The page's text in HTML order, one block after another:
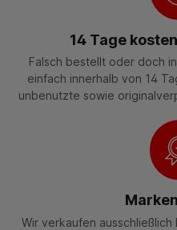
14 Tage
Falsch bestellt oder doch
einfach innerhalb von 14
unbenutzte sowie
Wir verkaufen